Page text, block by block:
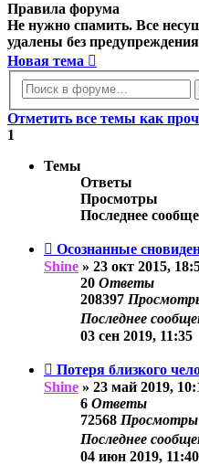
Правила форума
Не нужно спамить. Все
удалены без
Новая тема
Отметить все темы как
1
Темы
Ответы
Просмотры
Последнее
Осознанные
Shine » 23 окт 2015,
20 Ответы
208397
Последнее
03 сен 2019, 11:35
Потеря близкого
Shine » 23 май 2019,
6 Ответы
72568 Просмотры
Последнее
04 июн 2019, 11:40